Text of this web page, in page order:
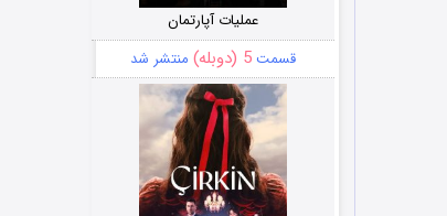
عملیات آپارتمان
قسمت5 (دوبله) منتشر شد